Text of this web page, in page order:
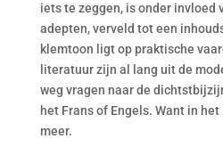
iets te zeggen, is onder invloed
adepten, verveld tot een
klemtoon ligt op praktische
literatuur zijn al lang uit de
weg vragen naar de
het Frans of Engels. Want in
meer.